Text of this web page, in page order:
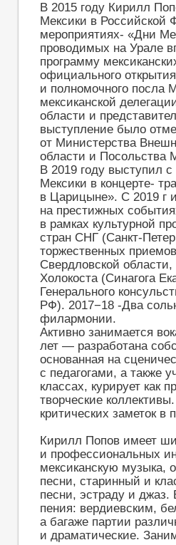
В 2015 году Кирилл
Мексики в Российской
мероприятиях- «Дни
проводимых на Урале
программу
официального
и полномочного посла
мексиканской
области и
выступление было
от Министерства
области и Посольства
В 2019 году выступил
Мексики в концерте-
в Царицыне». С 2019 г
на престижных
в рамках культурной
стран СНГ (Санкт-
торжественных
Свердловской
Холокоста (Синагога
Генерального
РФ). 2017−18 -Два
филармонии.
Активно занимается
лет — разработана
основанная на
с педагогами, а также
классах, курирует как
творческие
критических заметок в
Кирилл Попов имеет
и профессиональных
мексиканскую музыка,
песни, старинный и
песни, эстраду и джаз.
пения: вердиевским,
а багаже партии
и драматические.